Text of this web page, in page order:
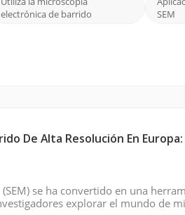
electrónica de barrido
SEM
De Alta Resolución En
se ha convertido en una
explorar el mundo de